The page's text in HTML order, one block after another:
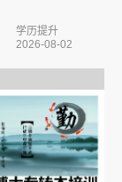
学历提升
2026-08-02